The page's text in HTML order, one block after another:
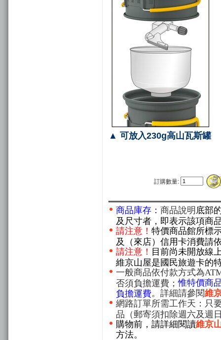
▲ 可放入230g高山瓦斯罐
訂購數量:
商品庫存： 商品說明 底部
及尺寸者，即表示該項商
請注意！ 特價商品館所標
及（來店）信用卡消費請
請注意！ 目前尚未開放線
維京山屋是國民旅遊卡的
一般商品依付款方式為
否須負擔運費；惟特價商
負擔運費。詳細請參閱維
網路訂單所需工作天：只
品（郵寄須扣除週六及週
購物前，請詳細閱讀維京
方法。